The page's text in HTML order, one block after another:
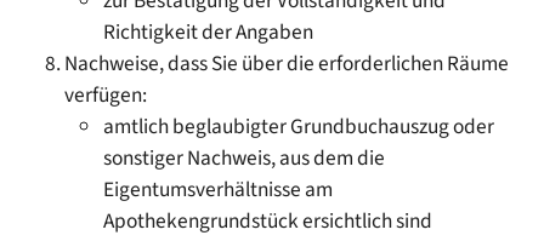
Richtigkeit der Angaben
Nachweise, dass Sie über die erforderlichen Räume
verfügen:
amtlich beglaubigter Grundbuchauszug oder
sonstiger Nachweis, aus dem die
Eigentumsverhältnisse am
Apothekengrundstück ersichtlich sind